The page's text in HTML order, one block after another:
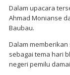
Dalam upacara
Ahmad Monianse
Baubau.
Dalam memberikan
sebagai tema hari
negeri pemilu